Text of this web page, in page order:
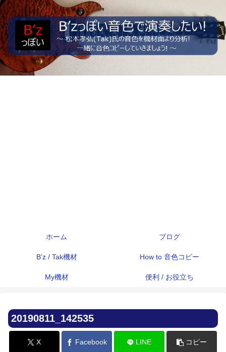
ホーム ブログ
B’z / Tak機材 How to 音色コピー
My機材 便利 / お役立ち
20190811_142535
X Facebook LINE コピー